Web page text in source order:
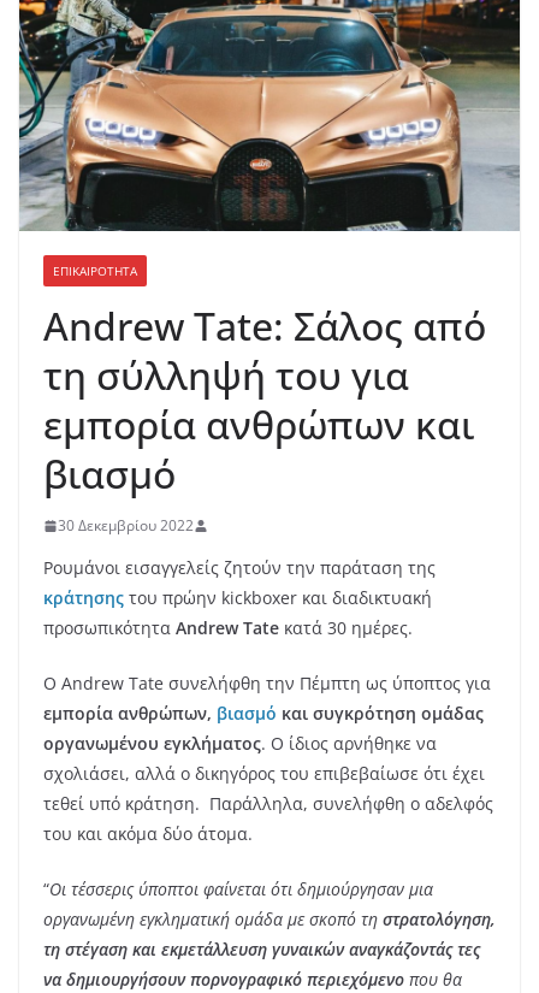
ΕΠΙΚΑΙΡΟΤΗΤΑ
Andrew Tate: Σάλος από
τη σύλληψή του για
εμπορία ανθρώπων και
βιασμό
30 Δεκεμβρίου 2022
Ρουμάνοι εισαγγελείς ζητούν την παράταση της
κράτησης του πρώην kickboxer και διαδικτυακή
προσωπικότητα Andrew Tate κατά 30 ημέρες.
Ο Andrew Tate συνελήφθη την Πέμπτη ως ύποπτος για
εμπορία ανθρώπων, βιασμό και συγκρότηση ομάδας
οργανωμένου εγκλήματος. Ο ίδιος αρνήθηκε να
σχολιάσει, αλλά ο δικηγόρος του επιβεβαίωσε ότι έχει
τεθεί υπό κράτηση. Παράλληλα, συνελήφθη ο αδελφός
του και ακόμα δύο άτομα.
“Οι τέσσερις ύποπτοι φαίνεται ότι δημιούργησαν μια
οργανωμένη εγκληματική ομάδα με σκοπό τη στρατολόγηση,
τη στέγαση και εκμετάλλευση γυναικών αναγκάζοντάς τες
να δημιουργήσουν πορνογραφικό περιεχόμενο που θα